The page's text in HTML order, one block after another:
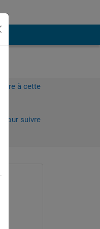
à cette
pour suivre